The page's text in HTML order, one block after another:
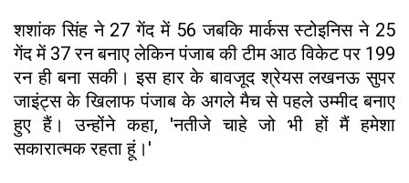
शशांक सिंह ने 27 गेंद में 56 जबकि मार्कस स्टोइनिस ने 25
गेंद में 37 रन बनाए लेकिन पंजाब की टीम आठ विकेट पर 199
रन ही बना सकी। इस हार के बावजूद श्रेयस लखनऊ सुपर
जाइंट्स के खिलाफ पंजाब के अगले मैच से पहले उम्मीद बनाए
हुए हैं। उन्होंने कहा, 'नतीजे चाहे जो भी हों मैं हमेशा
सकारात्मक रहता हूं।'